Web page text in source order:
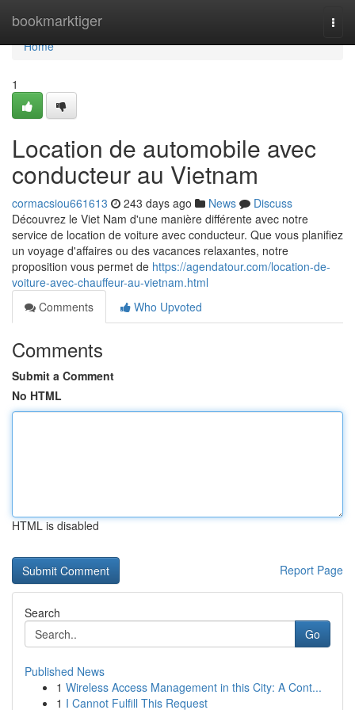
bookmarktiger
Home
Home
1
Location de automobile avec
conducteur au Vietnam
cormacsiou661613 243 days ago News
Discuss
Découvrez le Viet Nam d'une manière différente avec notre
service de location de voiture avec conducteur. Que vous planifiez
un voyage d'affaires ou des vacances relaxantes, notre
proposition vous permet de https://agendatour.com/location-de-
voiture-avec-chauffeur-au-vietnam.html
Comments
Who Upvoted
Comments
Submit a Comment
No HTML
HTML is disabled
Report Page
Search
Go
Published News
1 Wireless Access Management in this City: A Cont...
1 I Cannot Fulfill This Request